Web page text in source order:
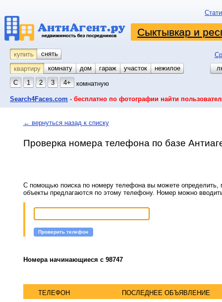
Сыктывкар и
купить снять
квартиру
комнату койко-место
дом гараж участок
нежилое
С
1 2 3 4+ комнатную
Search4Faces.com - бесплатно по фотографии найти
← вернуться назад к списку
Проверка номера телефона по базе
С помощью поиска по номеру телефона вы можете определить,
объекты предлагаются по этому телефону. Номер можно
Проверить телефон
Номера начинающиеся с 98747
ТЕЛЕФОН ПОСЛЕДНЕЕ ОБЪЯВЛЕНИЕ